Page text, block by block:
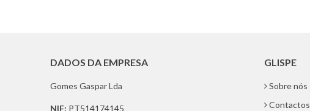
DADOS DA EMPRESA
Gomes Gaspar Lda
NIF: PT514174145
GLISPE
Sobre nós
Contactos